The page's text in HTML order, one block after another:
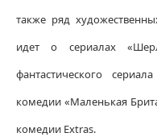
также ряд
идет о сериалах
фантастического
комедии «Маленькая
комедии Extras.